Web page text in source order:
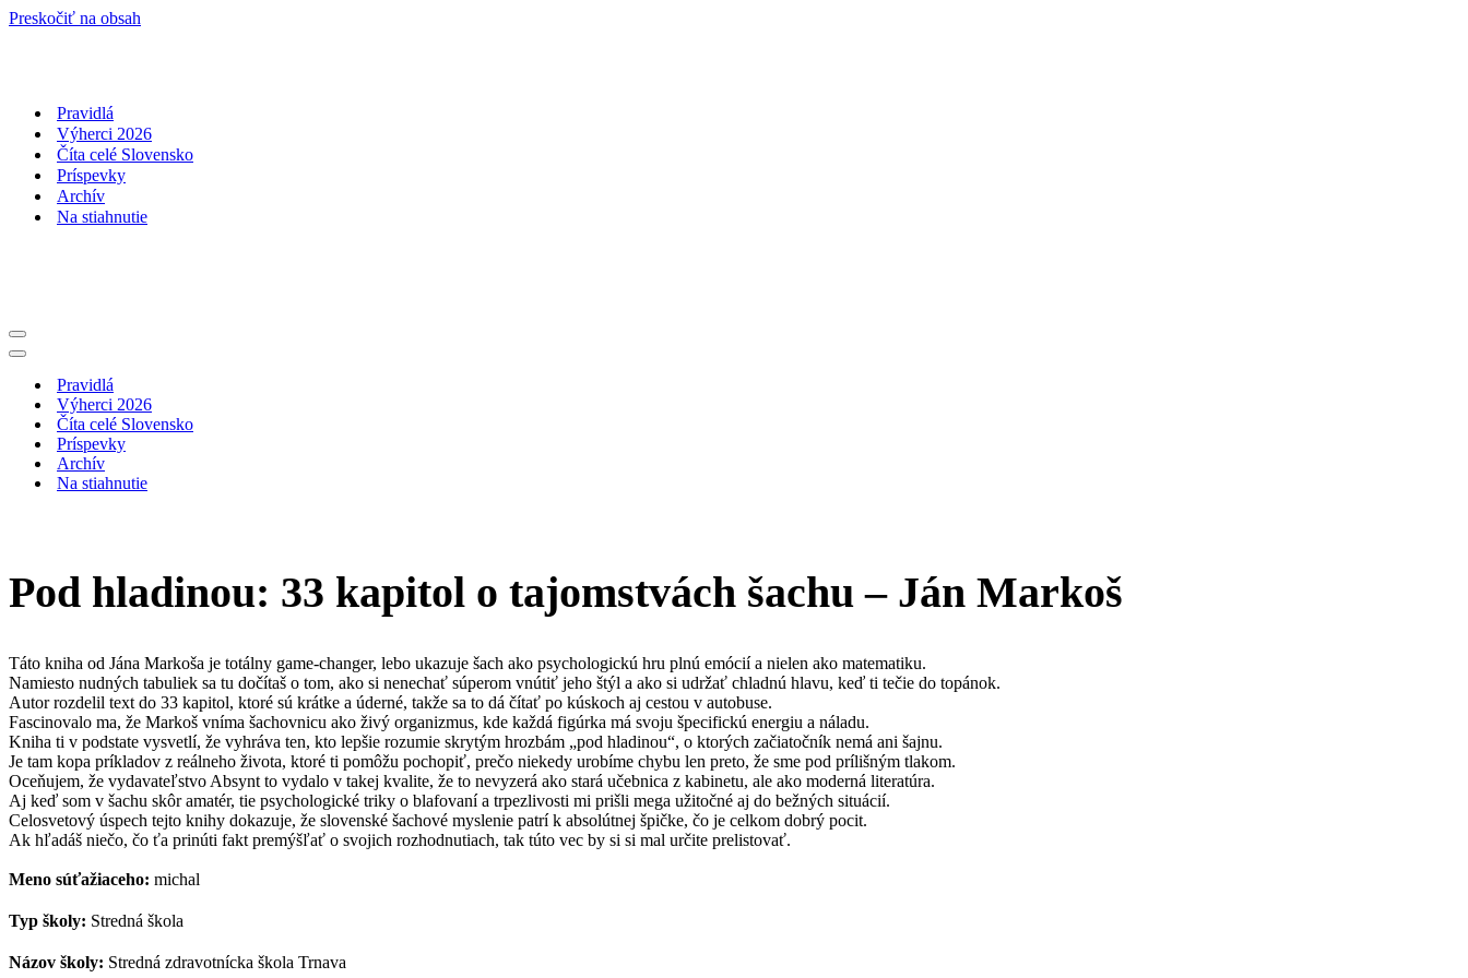
Preskočiť na obsah
Pravidlá
Výherci 2026
Číta celé Slovensko
Príspevky
Archív
Na stiahnutie
Menu
navigácie
Menu
navigáciePravidlá
Výherci 2026
Číta celé Slovensko
Príspevky
Archív
Na stiahnutie
Pod hladinou: 33 kapitol o tajomstvách šachu – Ján Markoš
Táto kniha od Jána Markoša je totálny game-changer, lebo ukazuje šach ako psychologickú hru plnú emócií a nielen ako matematiku.
Namiesto nudných tabuliek sa tu dočítaš o tom, ako si nenechať súperom vnútiť jeho štýl a ako si udržať chladnú hlavu, keď ti tečie do topánok.
Autor rozdelil text do 33 kapitol, ktoré sú krátke a úderné, takže sa to dá čítať po kúskoch aj cestou v autobuse.
Fascinovalo ma, že Markoš vníma šachovnicu ako živý organizmus, kde každá figúrka má svoju špecifickú energiu a náladu.
Kniha ti v podstate vysvetlí, že vyhráva ten, kto lepšie rozumie skrytým hrozbám „pod hladinou“, o ktorých začiatočník nemá ani šajnu.
Je tam kopa príkladov z reálneho života, ktoré ti pomôžu pochopiť, prečo niekedy urobíme chybu len preto, že sme pod prílišným tlakom.
Oceňujem, že vydavateľstvo Absynt to vydalo v takej kvalite, že to nevyzerá ako stará učebnica z kabinetu, ale ako moderná literatúra.
Aj keď som v šachu skôr amatér, tie psychologické triky o blafovaní a trpezlivosti mi prišli mega užitočné aj do bežných situácií.
Celosvetový úspech tejto knihy dokazuje, že slovenské šachové myslenie patrí k absolútnej špičke, čo je celkom dobrý pocit.
Ak hľadáš niečo, čo ťa prinúti fakt premýšľať o svojich rozhodnutiach, tak túto vec by si si mal určite prelistovať.
Meno súťažiaceho: michal
Typ školy: Stredná škola
Názov školy: Stredná zdravotnícka škola Trnava